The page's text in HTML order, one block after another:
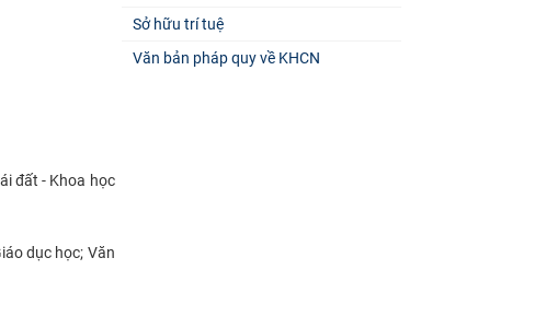
đất - Khoa học
dục học; Văn
Sở hữu trí tuệ
Văn bản pháp quy về KHCN